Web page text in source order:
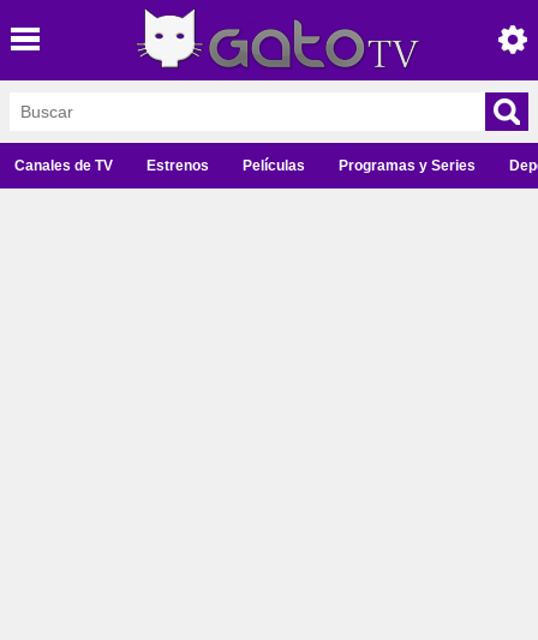
Canales de TV Estrenos Películas Programas y Series